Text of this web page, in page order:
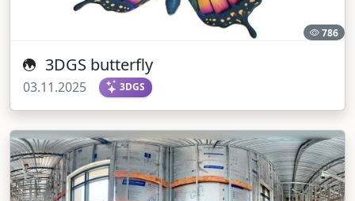
786
3DGS butterfly
03.11.2025 3DGS